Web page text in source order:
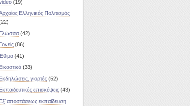
(19)
Ελληνικός Πολιτισμός
Γλώσσα (42)
Γονείς (86)
(41)
Εικαστικά (33)
Εκδηλώσεις, γιορτές (52)
Εκπαιδευτικές επισκέψεις (43)
Εξ΄αποστάσεως εκπαίδευση